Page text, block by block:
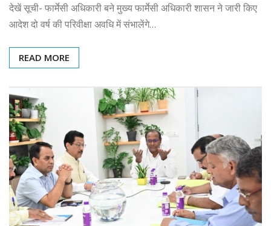
देखें सूची- फार्मेसी अधिकारी बने मुख्य फार्मेसी अधिकारी शासन ने जारी किए
आदेश दो वर्ष की परिवीक्षा अवधि में संभालेंगे…
READ MORE